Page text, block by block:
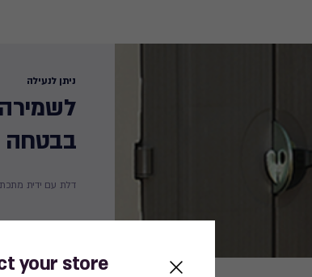
your store
ניתן לנעילה​
בבטחה ​
דלת עם ידית מתכת